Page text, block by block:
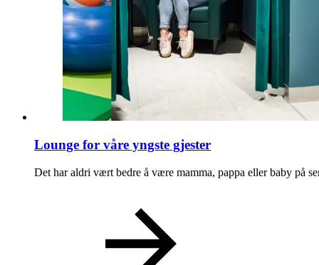
Lounge for våre yngste gjester
Det har aldri vært bedre å være mamma, pappa eller baby på